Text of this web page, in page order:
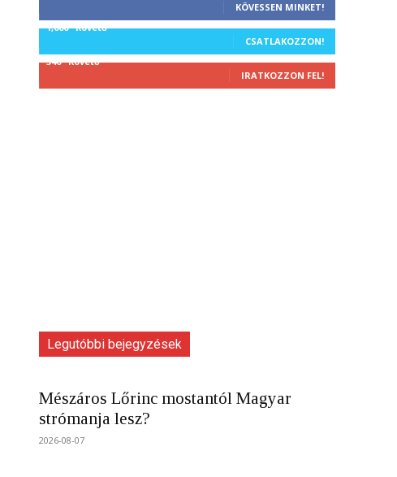
KÖVESSEN MINKET!
1,000 Követő
CSATLAKOZZON!
340 Követő
IRATKOZZON FEL!
Legutóbbi bejegyzések
Mészáros Lőrinc mostantól Magyar
strómanja lesz?
2026-08-07